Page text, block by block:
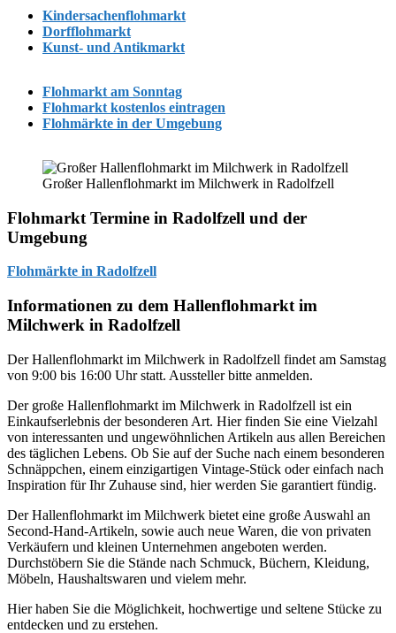
Kindersachenflohmarkt
Dorfflohmarkt
Kunst- und Antikmarkt
Flohmarkt am Sonntag
Flohmarkt kostenlos eintragen
Flohmärkte in der Umgebung
Großer Hallenflohmarkt im Milchwerk in Radolfzell
Flohmarkt Termine in Radolfzell und der
Umgebung
Flohmärkte in Radolfzell
Informationen zu dem Hallenflohmarkt im
Milchwerk in Radolfzell
Der Hallenflohmarkt im Milchwerk in Radolfzell findet am Samstag
von 9:00 bis 16:00 Uhr statt. Aussteller bitte anmelden.
Der große Hallenflohmarkt im Milchwerk in Radolfzell ist ein
Einkaufserlebnis der besonderen Art. Hier finden Sie eine Vielzahl
von interessanten und ungewöhnlichen Artikeln aus allen Bereichen
des täglichen Lebens. Ob Sie auf der Suche nach einem besonderen
Schnäppchen, einem einzigartigen Vintage-Stück oder einfach nach
Inspiration für Ihr Zuhause sind, hier werden Sie garantiert fündig.
Der Hallenflohmarkt im Milchwerk bietet eine große Auswahl an
Second-Hand-Artikeln, sowie auch neue Waren, die von privaten
Verkäufern und kleinen Unternehmen angeboten werden.
Durchstöbern Sie die Stände nach Schmuck, Büchern, Kleidung,
Möbeln, Haushaltswaren und vielem mehr.
Hier haben Sie die Möglichkeit, hochwertige und seltene Stücke zu
entdecken und zu erstehen.